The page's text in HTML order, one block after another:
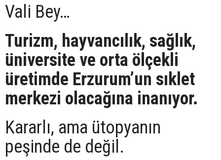
Vali Bey…
Turizm, hayvancılık, sağlık,
üniversite ve orta ölçekli
üretimde Erzurum’un sıklet
merkezi olacağına inanıyor.
Kararlı, ama ütopyanın
peşinde de değil.